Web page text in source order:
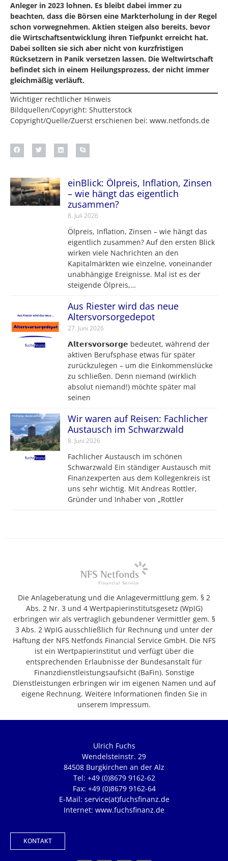
Anleger in 2023 lohnen. Es bleibt dabei immer zu
beachten, dass die Börsen eine Markterholung in der Regel
schon vorwegnehmen. Aktien steigen also bereits, bevor
die Wirtschaftsentwicklung ihren Tiefpunkt erreicht hat.
Dabei sollten sie sich aber nicht von kurzfristigen
Rücksetzern in Panik versetzen lassen. Die Weltwirtschaft
befindet sich in einem Heilungsprozess, der nicht immer
gleichmäßig verläuft.
Wichtiger rechtlicher Hinweis
Bildquellen/Copyright: Shutterstock
Copyright/Quelle/Zuerst erschienen bei: www.netfonds.de
einBlick: Ölpreis, Inflation, Zinsen
– wie hängt das eigentlich
zusammen?
8. Juli 2026
Ölpreis, Inflation, Zinsen – wie hängt das
eigentlich zusammen? Auf den ersten Blick
wirken viele Nachrichten an den
Kapitalmärkten wie einzelne, voneinander
unabhängige Ereignisse. Mal ist es der
steigende Ölpreis,…
Aus Riester wird das neue
Altersvorsorgedepot
27. Juni 2026
𝗔𝗹𝘁𝗲𝗿𝘀𝘃𝗼𝗿𝘀𝗼𝗿𝗴𝗲 bedeutet, während der
aktiven Berufsphase etwas für später
zurückzulegen – um die Einkommenslücke
zu schließen. Denn niemand (wirklich
absolut niemand!) möchte später mal
seinen
Wir waren auf Reisen: Fachlicher
Austausch im Schwarzwald
8. Juni 2026
Fachlicher Austausch im schönen
Schwarzwald Ein ständiger Austausch mit
Finanzexperten aus dem Kollegenkreis ist
uns sehr wichtig. Mit Andreas Rottler,
Gründer und Inhaber von „Rottler
Die Anlageberatung und die Anlagevermittlung gem. § 2
Abs. 2 Nr. 3 und 4 Wertpapierinstitutsgesetz (WpIG)
erbringen wir als vertraglich gebundener Vermittler gem. §
3 Abs. 2 WpIG ausschließlich für Rechnung und unter der
Haftung der NFS Netfonds Financial Service GmbH. Die NFS
ist ein Wertpapierinstitut und verfügt über die
entsprechenden Erlaubnisse der Bundesanstalt für
Finanzdienstleistungsaufsicht (BaFin). Sonstige
Dienstleistungen erbringen wir im eigenen Namen und auf
eigene Rechnung. Weitere Informationen finden Sie in
unserem Impressum.
Ulrich Fuchs
Wendelsteinstr. 29
84508 Burgkirchen an der Alz
Tel: +49 (0)8679 9162-62
Fax: +49 (0)8679 9162-64
E-Mail: service(at)fuchsfinanz.de
Internet: www.fuchsfinanz.de
KONTAKT